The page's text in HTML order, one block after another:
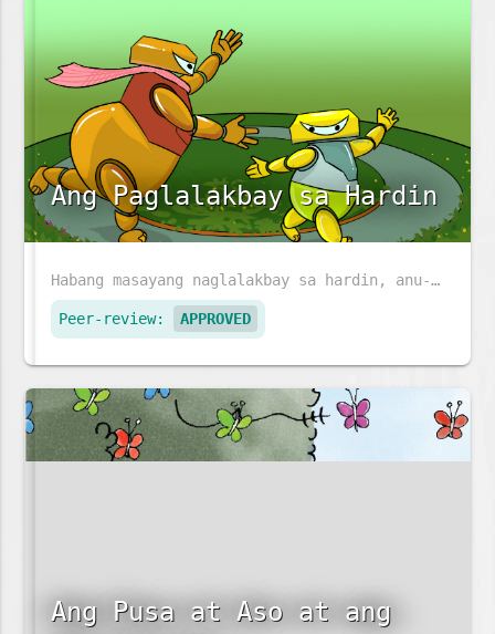
Ang Paglalakbay sa Hardin
Habang masayang naglalakbay sa hardin, anu-ano ang mga makikita ni Sophea at ng kanyang ina?
Peer-review: APPROVED
Ang Pusa at Aso at ang